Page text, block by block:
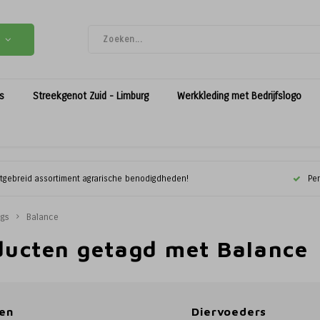
Streekgenot Zuid - Limburg Werkkleding met Bedrijfslogo
assortiment agrarische benodigdheden!
Balance
getagd met Balance
Diervoeders